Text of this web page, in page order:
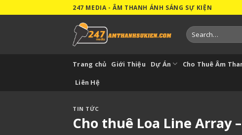
to
247 MEDIA - ÂM THANH ÁNH SÁNG SỰ KIỆN
Search
for:
Trang chủ Giới Thiệu Dự Án Cho Thuê Âm
Liên Hệ
TIN TỨC
Cho thuê Loa Line Array